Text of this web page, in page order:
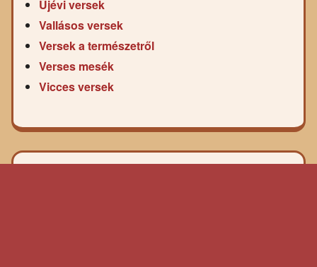
Újévi versek
Vallásos versek
Versek a természetről
Verses mesék
Vicces versek